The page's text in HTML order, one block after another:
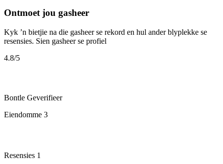
Ontmoet jou gasheer
Kyk ’n bietjie na die gasheer se rekord en hul ander blyplekke se
resensies. Sien gasheer se profiel
4.8/5
Bontle Geverifieer
Eiendomme 3
Resensies 1